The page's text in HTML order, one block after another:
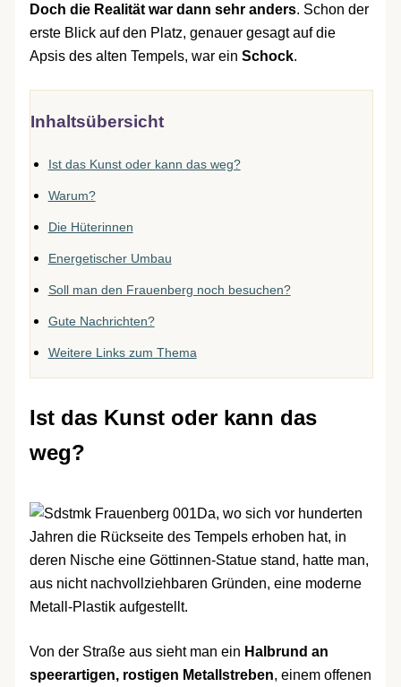
Doch die Realität war dann sehr anders. Schon der
erste Blick auf den Platz, genauer gesagt auf die
Apsis des alten Tempels, war ein Schock.
Inhaltsübersicht
Ist das Kunst oder kann das weg?
Warum?
Die Hüterinnen
Energetischer Umbau
Soll man den Frauenberg noch besuchen?
Gute Nachrichten?
Weitere Links zum Thema
Ist das Kunst oder kann das
weg?
Da, wo sich vor hunderten
Jahren die Rückseite des Tempels erhoben hat, in
deren Nische eine Göttinnen-Statue stand, hatte man,
aus nicht nachvollziehbaren Gründen, eine moderne
Metall-Plastik aufgestellt.
Von der Straße aus sieht man ein Halbrund an
speerartigen, rostigen Metallstreben, einem offenen